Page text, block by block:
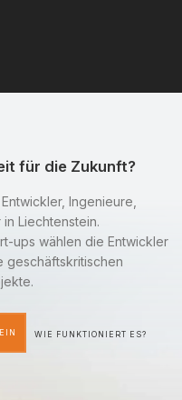
für die Zukunft?
Ingenieure,
Liechtenstein.
ups wählen die Entwickler
geschäftskritischen
WIE FUNKTIONIERT ES?